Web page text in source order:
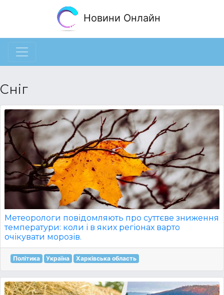
Новини Онлайн
Сніг
Метеорологи повідомляють про суттєве зниження
температури: коли і в яких регіонах варто
очікувати морозів.
Політика Україна Харківська область